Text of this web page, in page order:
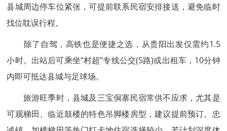
县城周边停车位紧张，可提前联系民宿安排接送，避免临时
找位耽误行程。
除了自驾，高铁也是便捷之选，从贵阳出发仅需约1.5
小时。出站后可乘坐“村超”专线公交(5路)或出租车，10分钟
内即可抵达县城与足球场。
旅游旺季时，县城及三宝侗寨民宿常供不应求，尤其是
可观梯田、临近鼓楼的特色吊脚楼房型，建议提前预订。忠